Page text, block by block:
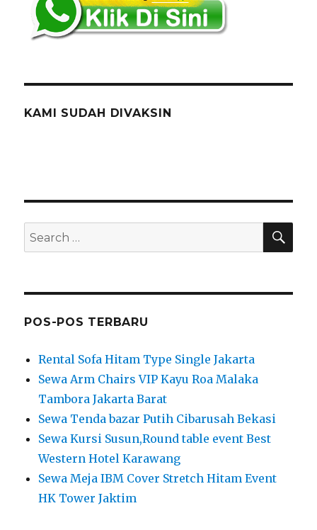
KAMI SUDAH DIVAKSIN
Search
for:
POS-POS TERBARU
Rental Sofa Hitam Type Single Jakarta
Sewa Arm Chairs VIP Kayu Roa Malaka
Tambora Jakarta Barat
Sewa Tenda bazar Putih Cibarusah Bekasi
Sewa Kursi Susun,Round table event Best
Western Hotel Karawang
Sewa Meja IBM Cover Stretch Hitam Event
HK Tower Jaktim